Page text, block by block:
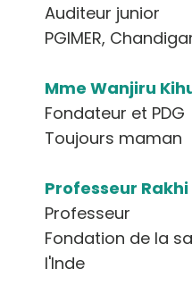
Auditeur junior
PGIMER,
Mme Wanjiru
Fondateur et PDG
Toujours maman
Professeur
Professeur
Fondation de la
l'Inde